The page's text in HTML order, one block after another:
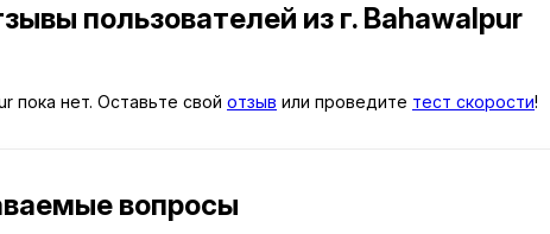
пользователей из г. Bahawalpur
пока нет. Оставьте свой отзыв или проведите тест скорости!
вопросы